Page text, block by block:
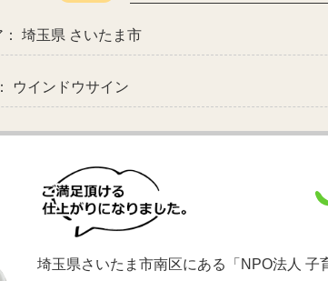
埼玉県 さいたま市
ウインドウサイン
埼玉県さいたま市南区にある「NPO法人 子